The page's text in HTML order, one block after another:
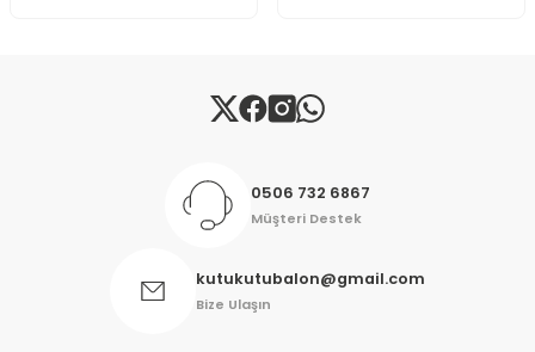
Gönder
0506 732 6867
Müşteri Destek
kutukutubalon@gmail.com
Bize Ulaşın